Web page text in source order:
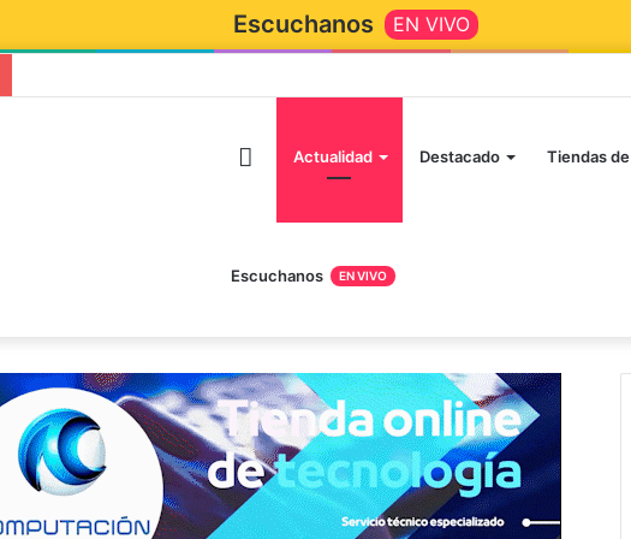
Escuchanos EN VIVO
Actualidad Destacado Tiendas
Escuchanos EN VIVO